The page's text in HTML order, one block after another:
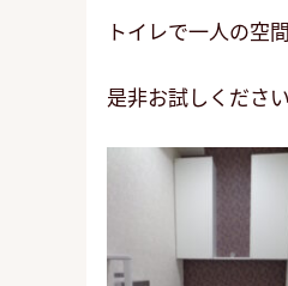
トイレで一人の空
是非お試しくださ